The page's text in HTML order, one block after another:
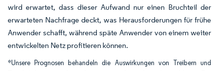
wird erwartet, dass dieser Aufwand nur einen Bruchteil der
erwarteten Nachfrage deckt, was Herausforderungen für frühe
Anwender schafft, während späte Anwender von einem weiter
entwickelten Netz profitieren können.
*Unsere Prognosen behandeln die Auswirkungen von Treibern und